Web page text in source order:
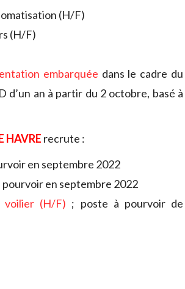
(H/F)
(H/F)
embarquée dans le cadre du
d’un an à partir du 2 octobre, basé à
HAVRE recrute :
en septembre 2022
pourvoir en septembre 2022
voilier (H/F) ; poste à pourvoir de